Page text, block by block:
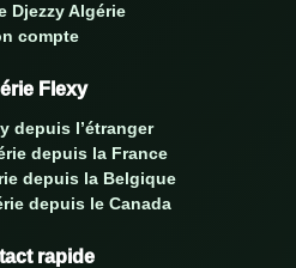
Djezzy Algérie
compte
Flexy
depuis l’étranger
depuis la France
depuis la Belgique
depuis le Canada
rapide